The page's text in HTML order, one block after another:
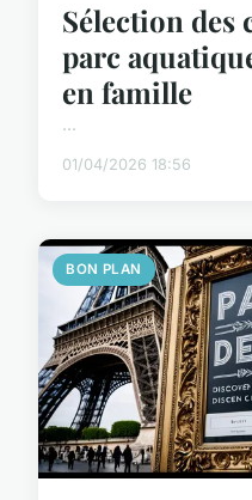
Sélection des
parc
en famille
...
01/04/2026 18:56
BON PLAN